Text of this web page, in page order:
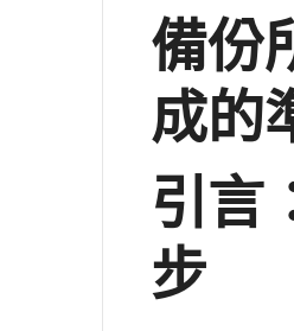
備份
成的
引言
步